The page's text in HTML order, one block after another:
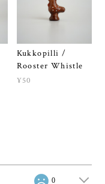
Kukkopilli /
Rooster Whistle
¥50
0